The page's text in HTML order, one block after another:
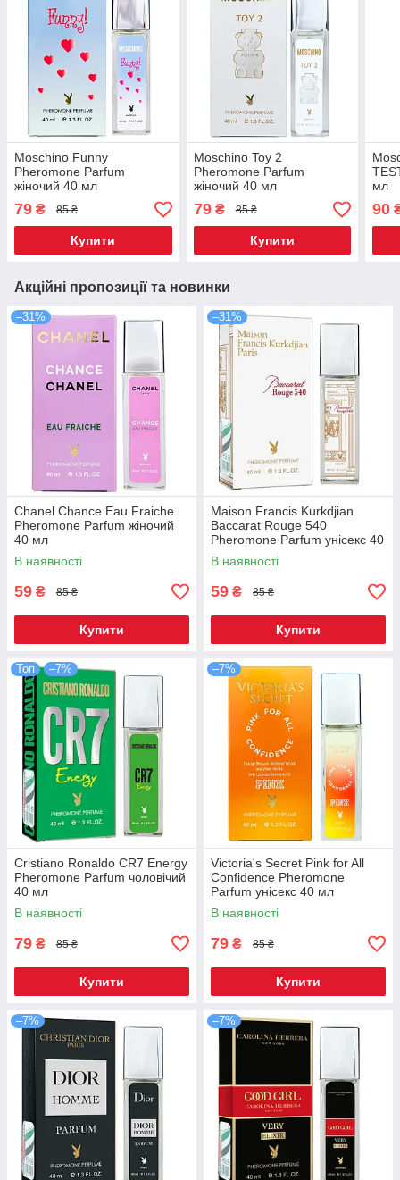
Moschino Funny
Pheromone Parfum
жіночий 40 мл
79 ₴ 85 ₴
Купити
Moschino Toy 2
Pheromone Parfum
жіночий 40 мл
79₴ 85 ₴
Купити
мл
90
Акційні пропозиції та новинки
–31%
Chanel Chance Eau Fraiche
Pheromone Parfum жіночий
40 мл
В наявності
59 ₴ 85 ₴
Купити
–31%
Maison Francis Kurkdjian
Baccarat Rouge 540
Pheromone Parfum унісекс 40
мл
В наявності
59 ₴ 85 ₴
Купити
Топ –7%
Cristiano Ronaldo CR7 Energy
Pheromone Parfum чоловічий
40 мл
В наявності
79 ₴ 85 ₴
Купити
–7%
Victoria's Secret Pink for All
Confidence Pheromone
Parfum унісекс 40 мл
В наявності
79 ₴ 85 ₴
Купити
–7% –7%